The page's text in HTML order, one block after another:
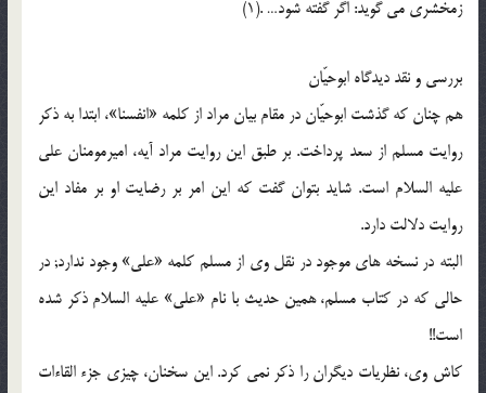
زمخشرى مى گوید: اگر گفته شود… .(1)
بررسى و نقد دیدگاه ابوحیّان
هم چنان که گذشت ابوحیّان در مقام بیان مراد از کلمه «انفسنا»، ابتدا به ذکر
روایت مسلم از سعد پرداخت. بر طبق این روایت مراد آیه، امیرمومنان على
علیه السلام است. شاید بتوان گفت که این امر بر رضایت او بر مفاد این
روایت دلالت دارد.
البته در نسخه هاى موجود در نقل وى از مسلم کلمه «على» وجود ندارد; در
حالى که در کتاب مسلم، همین حدیث با نام «على» علیه السلام ذکر شده
است!!
کاش وى، نظریات دیگران را ذکر نمى کرد. این سخنان، چیزى جزء القاءات